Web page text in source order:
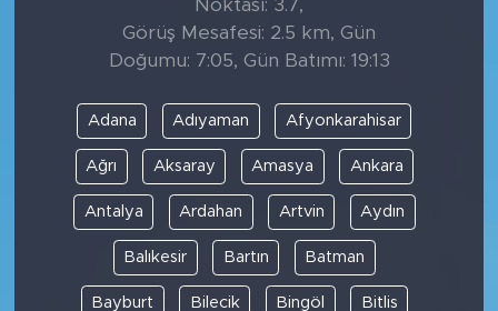
Noktası: 3.7,
Görüş Mesafesi: 2.5 km, Gün
Doğumu: 7:05, Gün Batımı: 19:13
Adana Adıyaman Afyonkarahisar
Ağrı Aksaray Amasya Ankara
Antalya Ardahan Artvin Aydın
Balıkesir Bartın Batman
Bayburt Bilecik Bingöl Bitlis